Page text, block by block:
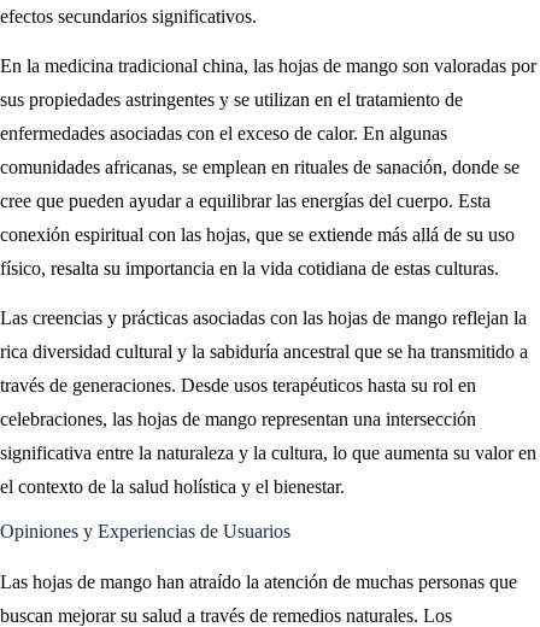
efectos secundarios significativos.
En la medicina tradicional china, las hojas de mango son valoradas por
sus propiedades astringentes y se utilizan en el tratamiento de
enfermedades asociadas con el exceso de calor. En algunas
comunidades africanas, se emplean en rituales de sanación, donde se
cree que pueden ayudar a equilibrar las energías del cuerpo. Esta
conexión espiritual con las hojas, que se extiende más allá de su uso
físico, resalta su importancia en la vida cotidiana de estas culturas.
Las creencias y prácticas asociadas con las hojas de mango reflejan la
rica diversidad cultural y la sabiduría ancestral que se ha transmitido a
través de generaciones. Desde usos terapéuticos hasta su rol en
celebraciones, las hojas de mango representan una intersección
significativa entre la naturaleza y la cultura, lo que aumenta su valor en
el contexto de la salud holística y el bienestar.
Opiniones y Experiencias de Usuarios
Las hojas de mango han atraído la atención de muchas personas que
buscan mejorar su salud a través de remedios naturales. Los